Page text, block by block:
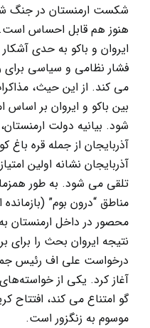
هنوز هم قابل احساس
ایروان و باکو به حدی
فشار نظامی و سیاسی برای
می کند. از این حیث،
بین باکو و ایروان بر اساس
شود. بیانیه دولت
آذربایجان از جمله قره
آذربایجان نشانه اولین
تلقی می شود. به طور
مناطق “درون بوم”
محصور در داخل ارمنستان
نتیجه ایروان بحث را برای
درخواست علی اف رئیس
آغاز کرد. یکی از
گو امتناع می کند، افتتاح
موسوم به زنگزور است.